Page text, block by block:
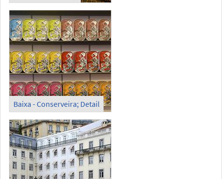
Baixa - Conserveira; Detail